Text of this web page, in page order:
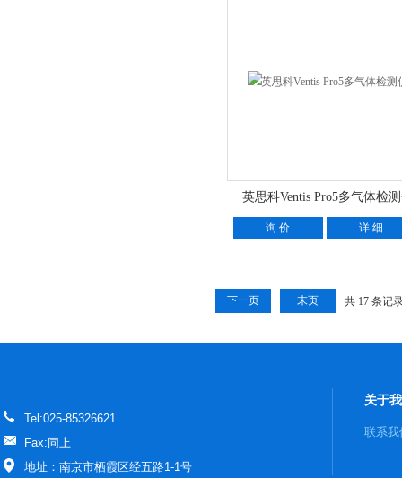
英思科Ventis Pro5多气体检
询 价 详 细
共 17 条记
下一页 末页
Tel:025-85326621
Fax:同上
地址：南京市栖霞区经五路1-1号
关于
联系我